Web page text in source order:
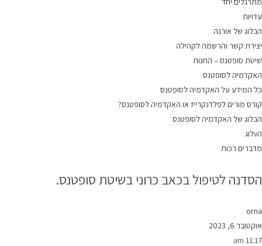
עדויות
הבלוג של אורנה
יצירת קשר והרשמה לקהילה
שיטת סופטנס – החנות
האקדמיה לסופטנס
כל המידע על האקדמיה לסופטנס
קורס מורים לפלדנקרייז או האקדמיה לסופטנס?
הבלוג של האקדמיה לסופטנס
הvלוג
מדברים רכות
הסדנה לטיפול בכאב כרוני בשיטת סופטנס.
orna
אוקטובר 6, 2023
11:17 am